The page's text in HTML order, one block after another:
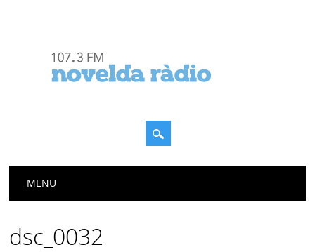
Menú principal
MENU
dsc_0032